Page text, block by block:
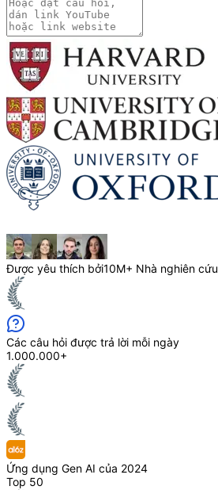
Được yêu thích bởi10M+ Nhà nghiên cứu
Các câu hỏi được trả lời mỗi ngày
1.000.000+
Ứng dụng Gen AI của 2024
Top 50